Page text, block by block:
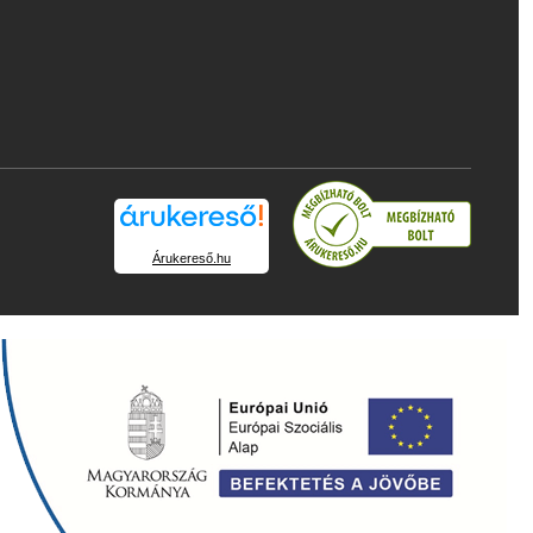
Árukereső.hu